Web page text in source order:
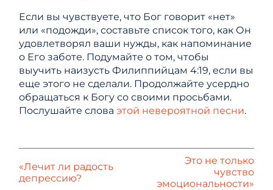
Если вы чувствуете, что Бог говорит «нет»
или «подожди», составьте список того, как Он
удовлетворял ваши нужды, как напоминание
о Его заботе. Подумайте о том, чтобы
выучить наизусть Филиппийцам 4:19, если вы
еще этого не сделали. Продолжайте усердно
обращаться к Богу со своими просьбами.
Послушайте словаэтой невероятной песни.
«Лечит ли радость
депрессию?
Это не только
чувство
эмоциональности»